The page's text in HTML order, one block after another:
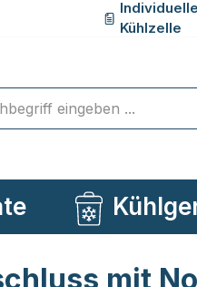
Individuelle
Kühlzelle
mit